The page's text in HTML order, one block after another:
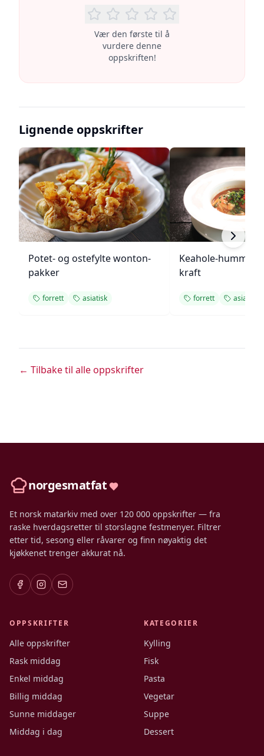
Vær den første til å
vurdere denne
oppskriften!
Lignende oppskrifter
Potet- og ostefylte wonton-
pakker
forrett asiatisk
Keahole-hummer
kraft
forrett asiatisk
← Tilbake til alle oppskrifter
norgesmatfat
Et norsk matarkiv med over 120 000 oppskrifter — fra
raske hverdagsretter til storslagne festmenyer. Filtrer
etter tid, sesong eller råvarer og finn nøyaktig det
kjøkkenet trenger akkurat nå.
OPPSKRIFTER
Alle oppskrifter
Rask middag
Enkel middag
Billig middag
Sunne middager
Middag i dag
KATEGORIER
Kylling
Fisk
Pasta
Vegetar
Suppe
Dessert